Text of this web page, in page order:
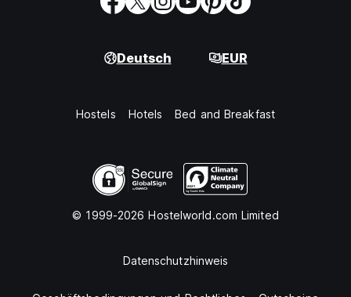
Deutsch EUR
Hostels Hotels Bed and Breakfast
© 1999-2026 Hostelworld.com Limited
Datenschutzhinweis